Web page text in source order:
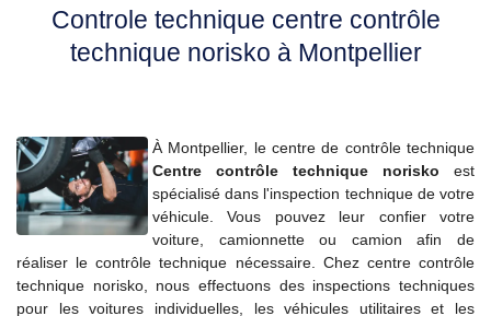
Controle technique centre contrôle
technique norisko à Montpellier
À Montpellier, le centre de contrôle technique
Centre contrôle technique norisko est
spécialisé dans l'inspection technique de votre
véhicule. Vous pouvez leur confier votre
voiture, camionnette ou camion afin de
réaliser le contrôle technique nécessaire. Chez centre contrôle
technique norisko, nous effectuons des inspections techniques
pour les voitures individuelles, les véhicules utilitaires et les